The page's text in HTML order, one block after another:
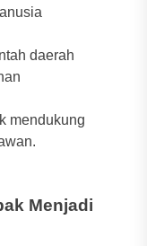
daerah
mendukung
Menjadi